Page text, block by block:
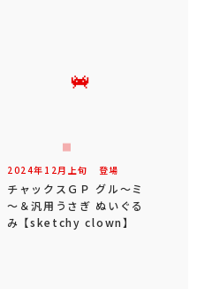
2024年 12 月 上旬 登場
チャックスＧＰ グル～ミ
～＆汎用うさぎ ぬいぐる
み 【sketchy clown】